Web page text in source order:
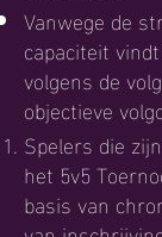
Vanwege de
capaciteit
volgens de
objectieve
Spelers die
het 5v5
basis van